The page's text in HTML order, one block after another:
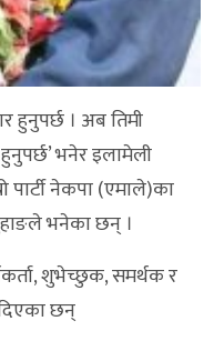
हुनुपर्छ । अब तिमी
भनेर इलामेली
पार्टी नेकपा (एमाले)का
भनेका छन् ।
शुभेच्छुक, समर्थक र
छन्